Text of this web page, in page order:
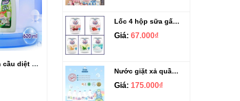
Nước tẩy bồn cầu diệt khuẩn hương hoa Blue Crystal 620ml
Lốc 4 hộp sữa gấu đẹp da Nestle Bear Brand Gold đủ vị 140ml
Giá: 67.000₫
Nước giặt xả quần áo Dnee Thái Lan can 3 lít
Giá: 175.000₫